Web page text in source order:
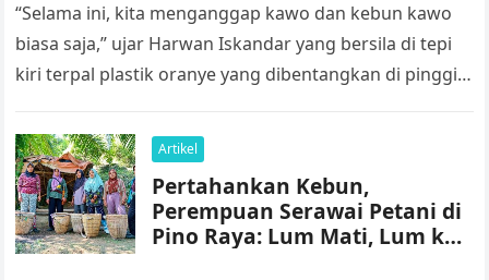
at
s
A
p
p
c
e
b
o
o
k
p
y
n
k
o
gl
e
Tr
a
n
sl
ar
e
“Selama ini, kita menganggap kawo dan kebun kawo
biasa saja,” ujar Harwan Iskandar yang bersila di tepi
kiri terpal plastik oranye yang dibentangkan di pinggir
Artikel
Pertahankan Kebun,
Perempuan Serawai Petani di
Pino Raya: Lum Mati, Lum ke